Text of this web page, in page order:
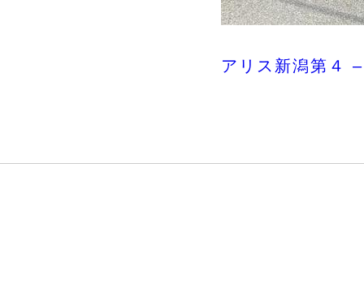
アリス新潟第４